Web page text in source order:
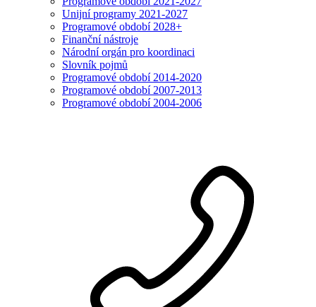
Unijní programy 2021-2027
Programové období 2028+
Finanční nástroje
Národní orgán pro koordinaci
Slovník pojmů
Programové období 2014-2020
Programové období 2007-2013
Programové období 2004-2006